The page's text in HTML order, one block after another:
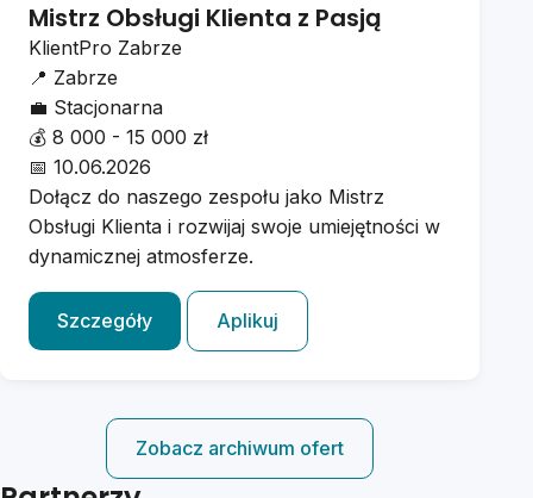
Mistrz Obsługi Klienta z Pasją
KlientPro Zabrze
📍 Zabrze
💼 Stacjonarna
💰 8 000 - 15 000 zł
📅 10.06.2026
Dołącz do naszego zespołu jako Mistrz
Obsługi Klienta i rozwijaj swoje umiejętności w
dynamicznej atmosferze.
Szczegóły Aplikuj
Zobacz archiwum ofert